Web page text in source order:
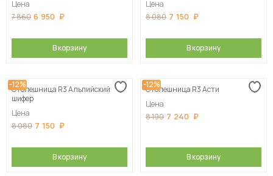
Цена
7 860 6 950
В корзину
Цена
8 080 7 150
В корзину
-12%
Столешница R3 Альпийский
шифер
Цена
8 080 7 150
В корзину
-12%
Столешница R3 Асти
Цена
8 190 7 240
В корзину